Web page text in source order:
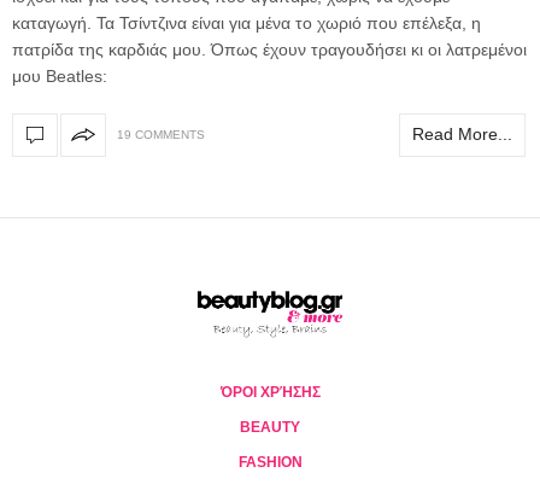
καταγωγή. Τα Τσίντζινα είναι για μένα το χωριό που επέλεξα, η
πατρίδα της καρδιάς μου. Όπως έχουν τραγουδήσει κι οι λατρεμένοι
μου Beatles:
19 COMMENTS Read More...
ΌΡΟΙ ΧΡΉΣΗΣ
BEAUTY
FASHION